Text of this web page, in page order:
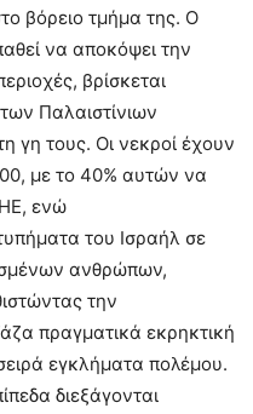
βόρειο τμήμα της. Ο
να αποκόψει την
βρίσκεται
Παλαιστίνιων
γη τους. Οι νεκροί έχουν
με το 40% αυτών να
ενώ
του Ισραήλ σε
ανθρώπων,
την
πραγματικά εκρηκτική
εγκλήματα πολέμου.
διεξάγονται